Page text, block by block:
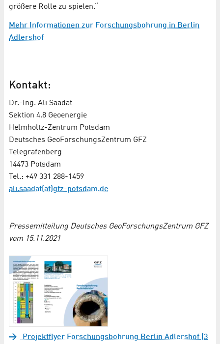
größere Rolle zu spielen.“
Mehr Informationen zur Forschungsbohrung in Berlin
Adlershof
Kontakt:
Dr.-Ing. Ali Saadat
Sektion 4.8 Geoenergie
Helmholtz-Zentrum Potsdam
Deutsches GeoForschungsZentrum GFZ
Telegrafenberg
14473 Potsdam
Tel.: +49 331 288-1459
ali.saadat(at)gfz-potsdam.de
Pressemitteilung Deutsches GeoForschungsZentrum GFZ
vom 15.11.2021
Projektflyer Forschungsbohrung Berlin Adlershof (3